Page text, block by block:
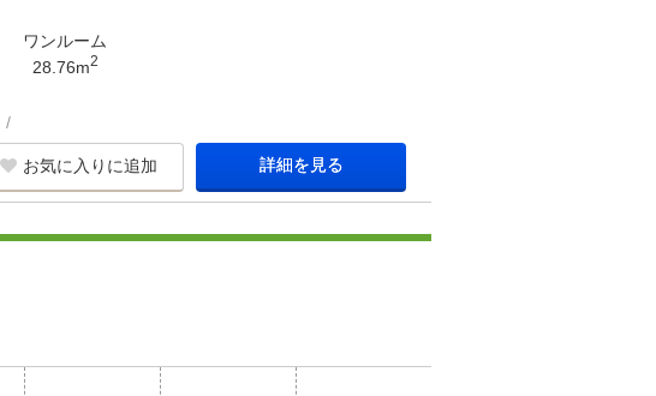
ワンルーム
28.76m2
お気に入りに追加 詳細を見る